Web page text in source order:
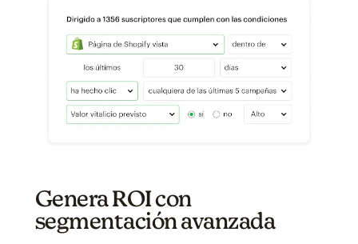
Genera ROI con
segmentación avanzada